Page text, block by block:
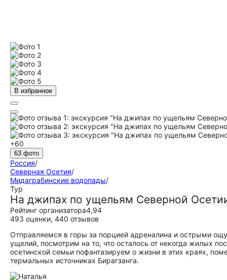
В избранное
+60
63 фото
Россия/
Северная Осетия/
Мидаграбинские водопады/
Тур
На джипах по ущельям Северной
Рейтинг организатора4,94
493 оценки, 440 отзывов
Отправляемся в горы за порцией адреналина и острыми
ущелий, посмотрим на то, что осталось от некогда жилых
осетинской семьи пофантазируем о жизни в этих краях,
термальных источниках Бирагзанга.